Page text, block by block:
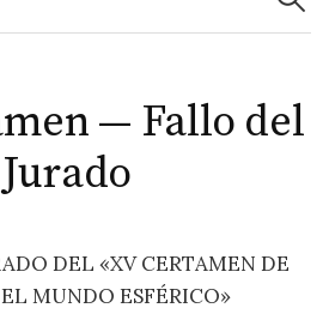
— Fallo del
Jurado
DEL «XV CERTAMEN DE
MUNDO ESFÉRICO»